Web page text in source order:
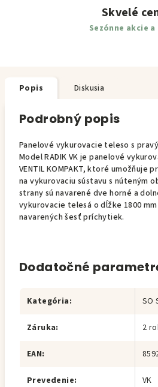
Skvelé
Sezónne akcie
Popis Diskusia
Podrobný popis
Panelové vykurovacie teleso s
Model RADIK VK je panelové
VENTIL KOMPAKT, ktoré umožňuje
na vykurovaciu sústavu s núteným
strany sú navarené dve horné a
vykurovacie telesá o dĺžke 1800
navarených šesť príchytiek.
Dodatočné
Kategória: SO
Záruka: 2
EAN:
Prevedenie: VK